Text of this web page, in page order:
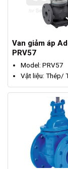
Van giảm áp
Model: PRV57
Vật liệu: Thép/
gỉ
Size: DN15 -
Kết nối: Bích
Áp suất tối đa:
Nhiệt độ hoạt
Áp suất giảm:
Van cổng